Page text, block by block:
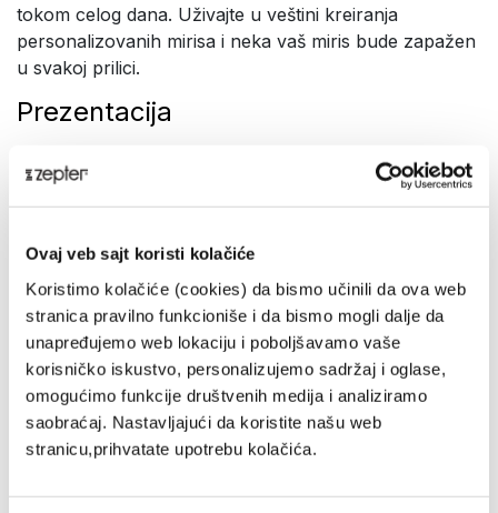
Ovaj veb sajt koristi kolačiće
Koristimo kolačiće (cookies) da bismo učinili da ova web
stranica pravilno funkcioniše i da bismo mogli dalje da
unapređujemo web lokaciju i poboljšavamo vaše
korisničko iskustvo, personalizujemo sadržaj i oglase,
omogućimo funkcije društvenih medija i analiziramo
saobraćaj. Nastavljajući da koristite našu web
stranicu,prihvatate upotrebu kolačića.
tokom celog dana. Uživajte u veštini kreiranja
personalizovanih mirisa i neka vaš miris bude zapažen
u svakoj prilici.
Prezentacija
Absolument Absinthe dezodorans – Redefinišite
svoj miris!
kompanije Zepter nude retko i očaravajuće iskustvo,
dimenziju u vaše putovanje u svet mirisa - a to
je umetnost slojevitog nanošenja mirisa. Reč je o
stvaranju jedinstvenog i višedimenzionalnog doživljaja
mirisa.
Produžite trajnost mirisa: Parfemi su kreirani tako da
se zadržavaju na koži i ostavljaju upečatljiv utisak, ali
dezodoransima značajno se produžava njihova